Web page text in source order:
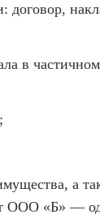
договор,
в
а
ООО «Б» —